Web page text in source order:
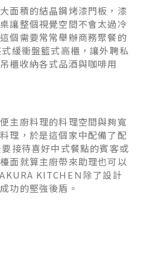
面積的結晶鋼烤漆門板，漆
讓整個視覺空間不會太過冷
個需要常常舉辦商務聚餐的
緩衝盤籃式高櫃，讓外聘私
櫃收納各式品酒與咖啡用
主廚料理的料理空間與夠寬
理，於是這個家中配備了配
接待喜好中式餐點的賓客或
面就算主廚帶來助理也可以
KITCHEＮ除了設計
功的堅強後盾。